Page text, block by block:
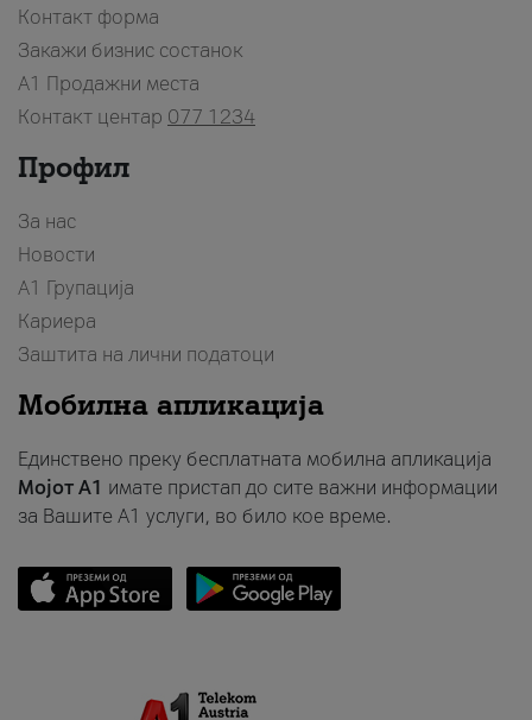
Контакт форма
Закажи бизнис состанок
A1 Продажни места
Контакт центар 077 1234
Профил
За нас
Новости
А1 Групација
Кариера
Заштита на лични податоци
Мобилна апликација
Единствено преку бесплатната мобилна апликација
Мојот A1 имате пристап до сите важни информации
за Вашите A1 услуги, во било кое време.